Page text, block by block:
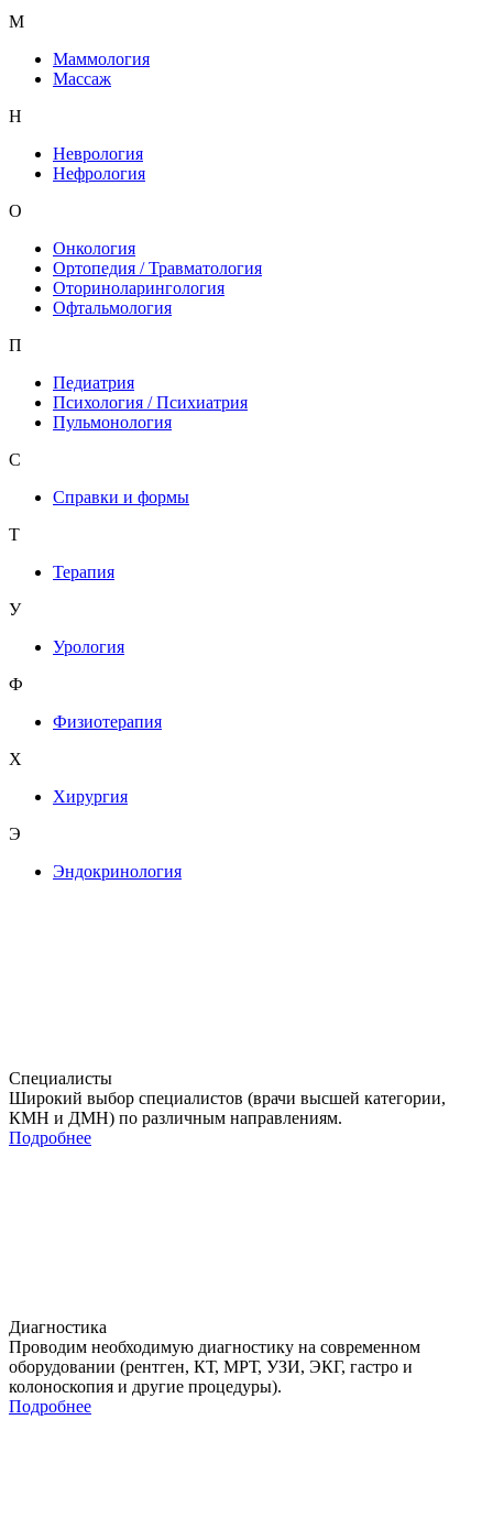
М
Маммология
Массаж
Н
Неврология
Нефрология
О
Онкология
Ортопедия / Травматология
Оториноларингология
Офтальмология
П
Педиатрия
Психология / Психиатрия
Пульмонология
С
Справки и формы
Т
Терапия
У
Урология
Ф
Физиотерапия
Х
Хирургия
Э
Эндокринология
Специалисты
Широкий выбор специалистов (врачи высшей категории,
КМН и ДМН) по различным направлениям.
Подробнее
Диагностика
Проводим необходимую диагностику на современном
оборудовании (рентген, КТ, МРТ, УЗИ, ЭКГ, гастро и
колоноскопия и другие процедуры).
Подробнее